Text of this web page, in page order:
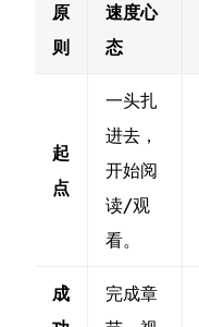
原
则
速度心
态
起
点
一头扎
进去，
开始阅
读/观
看。
成
完成章